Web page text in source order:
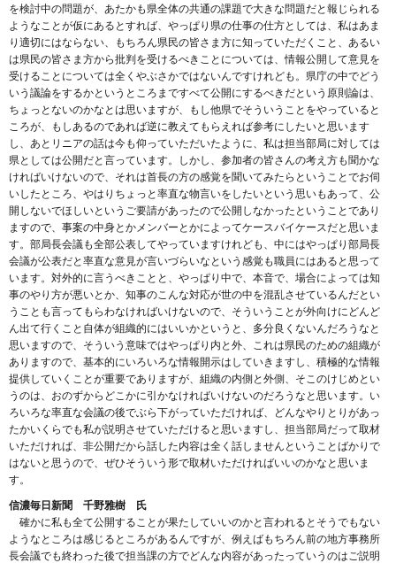
を検討中の問題が、あたかも県全体の共通の課題で大きな問題だと報じられる
ようなことが仮にあるとすれば、やっぱり県の仕事の仕方としては、私はあま
り適切にはならない、もちろん県民の皆さま方に知っていただくこと、あるい
は県民の皆さま方から批判を受けるべきことについては、情報公開して意見を
受けることについては全くやぶさかではないんですけれども。県庁の中でどう
いう議論をするかというところまですべて公開にするべきだという原則論は、
ちょっとないのかなとは思いますが、もし他県でそういうことをやっていると
ころが、もしあるのであれば逆に教えてもらえれば参考にしたいと思います
し、あとリニアの話は今も仰っていただいたように、私は担当部局に対しては
県としては公開だと言っています。しかし、参加者の皆さんの考え方も聞かな
ければいけないので、それは首長の方の感覚を聞いてみたらということでお伺
いしたところ、やはりちょっと率直な物言いをしたいという思いもあって、公
開しないでほしいというご要請があったので公開しなかったということであり
ますので、事案の中身とかメンバーとかによってケースバイケースだと思いま
す。部局長会議も全部公表してやっていますけれども、中にはやっぱり部局長
会議が公表だと率直な意見が言いづらいなという感覚も職員にはあると思って
います。対外的に言うべきことと、やっぱり中で、本音で、場合によっては知
事のやり方が悪いとか、知事のこんな対応が世の中を混乱させているんだとい
うことも言ってもらわなければいけないので、そういうことが外向けにどんど
ん出て行くこと自体が組織的にはいいかというと、多分良くないんだろうなと
思いますので、そういう意味ではやっぱり内と外、これは県民のための組織が
ありますので、基本的にいろいろな情報開示はしていきますし、積極的な情報
提供していくことが重要でありますが、組織の内側と外側、そこのけじめとい
うのは、おのずからどこかに引かなければいけないのだろうなと思います。い
ろいろな率直な会議の後でぶら下がっていただければ、どんなやりとりがあっ
たかいくらでも私が説明させていただけると思いますし、担当部局だって取材
いただければ、非公開だから話した内容は全く話しませんということばかりで
はないと思うので、ぜひそういう形で取材いただければいいのかなと思いま
す。
信濃毎日新聞 千野雅樹 氏
確かに私も全て公開することが果たしていいのかと言われるとそうでもない
ようなところは感じるところがあるんですが、例えばもちろん前の地方事務所
長会議でも終わった後で担当課の方でどんな内容があったっていうのはご説明